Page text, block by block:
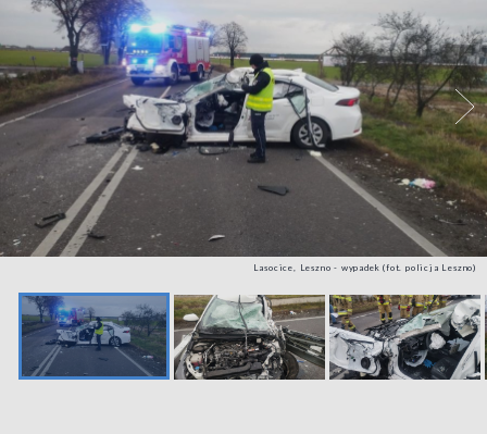
Lasocice, Leszno - wypadek (fot. policja Leszno)